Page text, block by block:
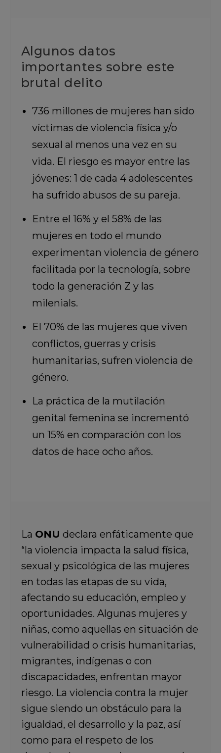
Algunos datos
importantes sobre este
brutal delito
736 millones de mujeres han sido
víctimas de violencia física y/o
sexual al menos una vez en su
vida. El riesgo es mayor entre las
jóvenes: 1 de cada 4 adolescentes
ha sufrido abusos de su pareja.
Entre el 16% y el 58% de las
mujeres en todo el mundo
experimentan violencia de género
facilitada por la tecnología, sobre
todo la generación Z y las
milenials.
El 70% de las mujeres que viven
conflictos, guerras y crisis
humanitarias, sufren violencia de
género.
La práctica de la mutilación
genital femenina se incrementó
un 15% en comparación con los
datos de hace ocho años.
La ONU declara enfáticamente que
“la violencia impacta la salud física,
sexual y psicológica de las mujeres
en todas las etapas de su vida,
afectando su educación, empleo y
oportunidades. Algunas mujeres y
niñas, como aquellas en situación de
vulnerabilidad o crisis humanitarias,
migrantes, indígenas o con
discapacidades, enfrentan mayor
riesgo. La violencia contra la mujer
sigue siendo un obstáculo para la
igualdad, el desarrollo y la paz, así
como para el respeto de los